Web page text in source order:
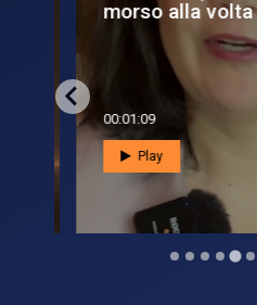
morso alla volta
00:01:09
Play